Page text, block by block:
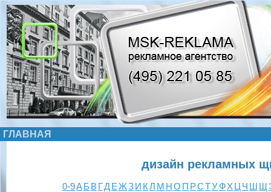
ГЛАВНАЯ
дизайн рекламных
0-9АБ ВГДЕЖЗИ КЛ М НО П РСТУФХ Ц Ч Ш Щ